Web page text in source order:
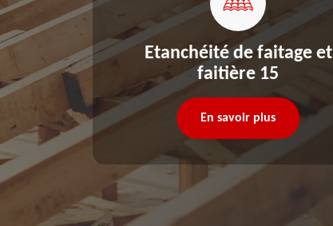
Etanchéité de faitage et
faitière 15
En savoir plus